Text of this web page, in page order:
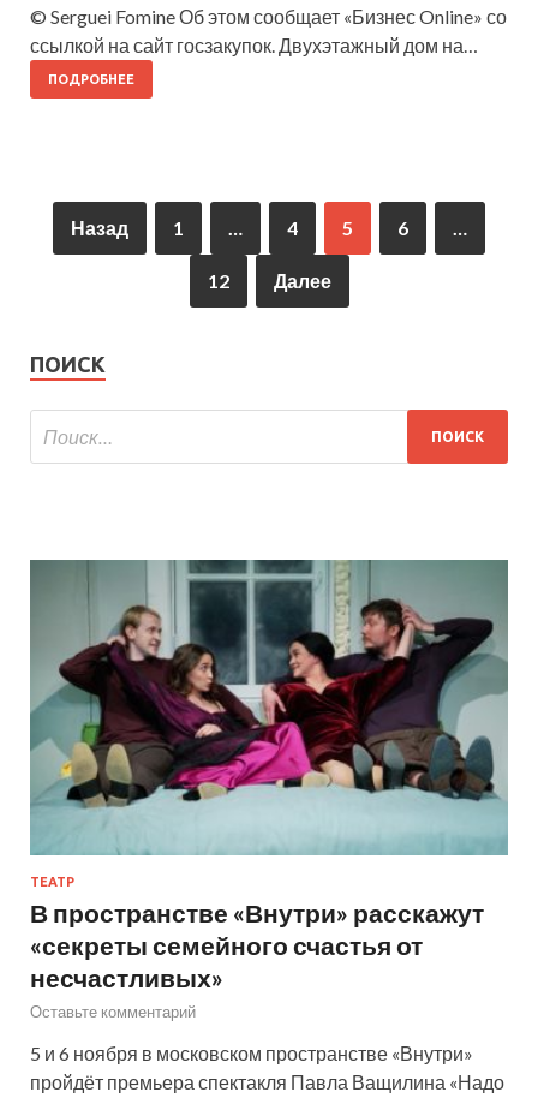
© Serguei Fomine Об этом сообщает «Бизнес Online» со
ссылкой на сайт госзакупок. Двухэтажный дом на…
ПОДРОБНЕЕ
Назад 1 … 4 5 6 …
12 Далее
ПОИСК
ТЕАТР
В пространстве «Внутри» расскажут
«секреты семейного счастья от
несчастливых»
Оставьте комментарий
5 и 6 ноября в московском пространстве «Внутри»
пройдёт премьера спектакля Павла Ващилина «Надо